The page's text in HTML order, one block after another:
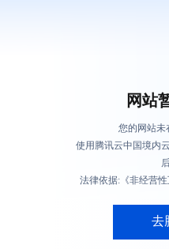
网站
您的网站未
使用腾讯云中国境内
法律依据:《非经营
去